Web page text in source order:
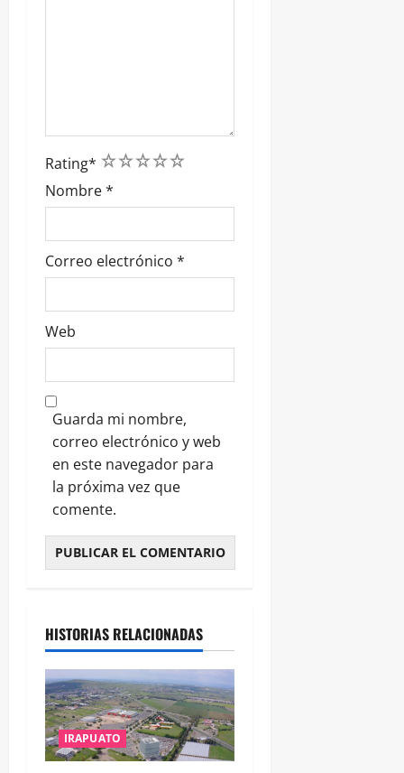
Rating* 5
4
3
2
1
Nombre*
Correo electrónico *
Web
Guarda mi nombre,
correo electrónico y web
en este navegador para
la próxima vez que
comente.
HISTORIAS RELACIONADAS
IRAPUATO